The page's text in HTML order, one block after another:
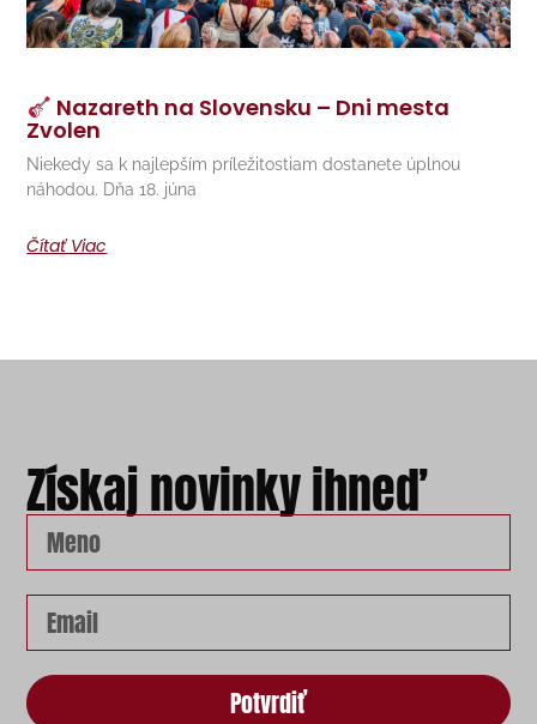
Nazareth na Slovensku – Dni mesta
Zvolen
Niekedy sa k najlepším príležitostiam dostanete úplnou
náhodou. Dňa 18. júna
Čítať Viac
Získaj novinky ihneď
Potvrdiť